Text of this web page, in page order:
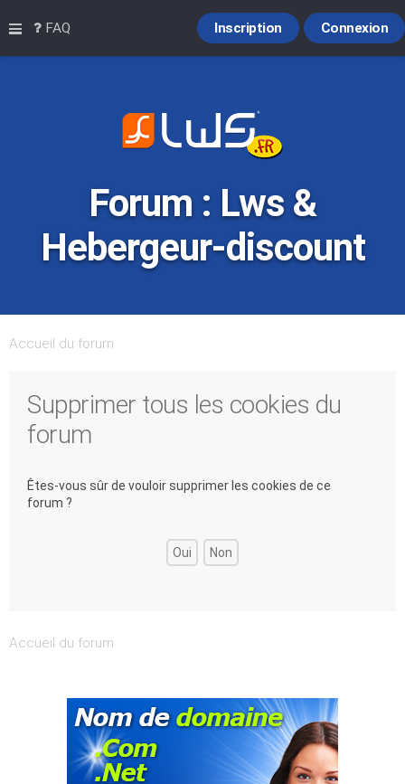
Raccourcis
FAQ Connexion
Inscription
Forum : Lws &
Hebergeur-discount
Accueil du forum
Supprimer tous les cookies du
forum
Êtes-vous sûr de vouloir supprimer les cookies de ce
forum ?
Accueil du forum